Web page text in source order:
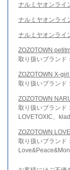
ナルミヤオンライ
ナルミヤオンライ
ナルミヤオンライ
ZOZOTOWN
取り扱いブランド
ZOZOTOWN X-
取り扱いブランド
ZOZOTOWN
取り扱いブランド
LOVETOXIC、
ZOZOTOWN
取り扱いブランド